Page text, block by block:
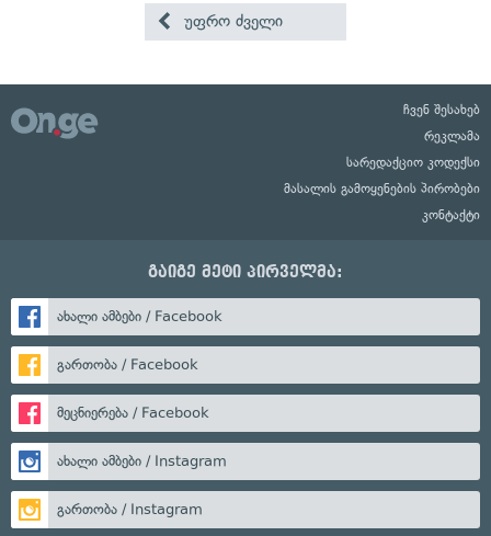
უფრო ძველი
ჩვენ შესახებ
რეკლამა
სარედაქციო კოდექსი
მასალის გამოყენების პირობები
კონტაქტი
გაიგე მეტი პირველმა:
ახალი ამბები / Facebook
გართობა / Facebook
მეცნიერება / Facebook
ახალი ამბები / Instagram
გართობა / Instagram